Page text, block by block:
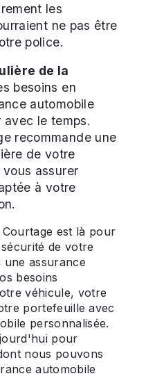
les
ne pas être
police.
de la
besoins en
automobile
avec le temps.
recommande une
de votre
assurer
à votre
est là pour
de votre
assurance
besoins
véhicule, votre
portefeuille avec
personnalisée.
pour
nous pouvons
automobile